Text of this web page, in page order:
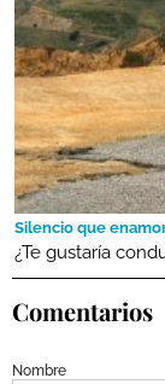
Silencio que
¿Te gustaría
Comentarios
Nombre